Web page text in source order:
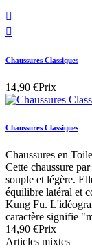


Chaussures Classiques
14,90 €Prix
Chaussures Classiques
Chaussures en Toile
Cette chaussure
souple et légère.
équilibre latéral et
Kung Fu.
caractère signifie
14,90 €Prix
Articles mixtes